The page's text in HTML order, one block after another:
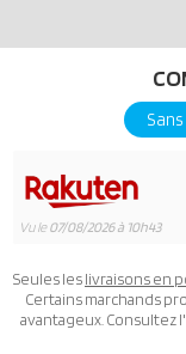
Vu le07/08/2026 à 10h43
Seules leslivraisons en
Certains marchands
avantageux. Consultez